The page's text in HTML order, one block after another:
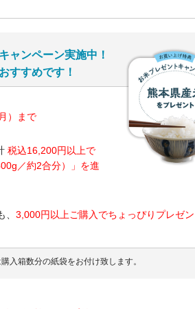
ャンペーン実施中！
すすめです！
）まで
税込16,200円以上で
／約2合分）」を進
3,000円以上ご購入でちょっぴりプレゼン
入箱数分の紙袋をお付け致します。